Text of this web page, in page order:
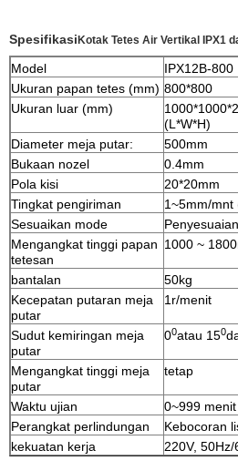
SpesifikasiKotak Tetes Air Vertikal IPX1
Model
IPX12B-800
Ukuran papan tetes (mm) 800*800
Ukuran luar (mm)
(L*W*H)
Diameter meja putar:
500mm
Bukaan nozel
0.4mm
Pola kisi
20*20mm
Tingkat pengiriman
1~5mm/mnt
Sesuaikan mode
Mengangkat tinggi papan
tetesan
1000 ~
bantalan
50kg
Kecepatan putaran meja
putar
1r/menit
Sudut kemiringan meja
putar
00atau 150
Mengangkat tinggi meja
putar
tetap
Waktu ujian
0~999 menit
Perangkat perlindungan
Kebocoran
kekuatan kerja
220V,